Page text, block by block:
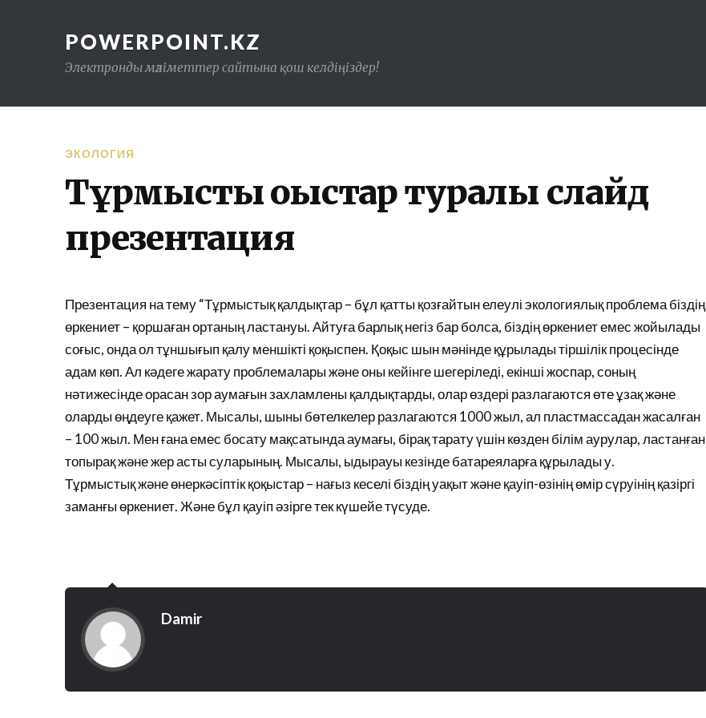
POWERPOINT.KZ
Электронды мәліметтер сайтына қош келдіңіздер!
ЭКОЛОГИЯ
Тұрмыстық қоқыстар туралы слайд
презентация
Презентация на тему “Тұрмыстық қалдықтар – бұл қатты қозғайтын елеулі экологиялық проблема біздің
өркениет – қоршаған ортаның ластануы. Айтуға барлық негіз бар болса, біздің өркениет емес жойылады
соғыс, онда ол тұншығып қалу меншікті қоқыспен. Қоқыс шын мәнінде құрылады тіршілік процесінде
адам көп. Ал кәдеге жарату проблемалары және оны кейінге шегеріледі, екінші жоспар, соның
нәтижесінде орасан зор аумағын захламлены қалдықтарды, олар өздері разлагаются өте ұзақ және
оларды өңдеуге қажет. Мысалы, шыны бөтелкелер разлагаются 1000 жыл, ал пластмассадан жасалған
– 100 жыл. Мен ғана емес босату мақсатында аумағы, бірақ тарату үшін көзден білім аурулар, ластанған
топырақ және жер асты суларының. Мысалы, ыдырауы кезінде батареяларға құрылады у.
Тұрмыстық және өнеркәсіптік қоқыстар – нағыз кеселі біздің уақыт және қауіп-өзінің өмір сүруінің қазіргі
заманғы өркениет. Және бұл қауіп әзірге тек күшейе түсуде.
Damir